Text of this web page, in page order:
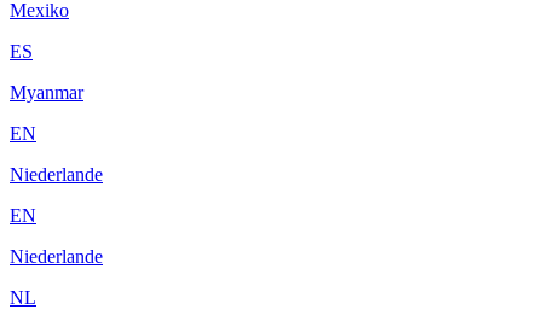
Mexiko
ES
Myanmar
EN
Niederlande
EN
Niederlande
NL